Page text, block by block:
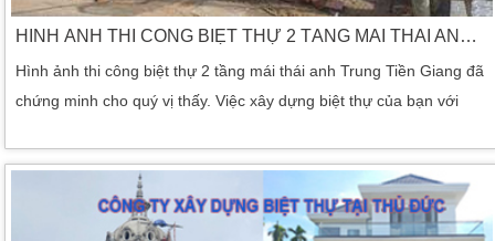
HÌNH ẢNH THI CÔNG BIỆT THỰ 2 TẦNG MÁI THÁI ANH TRUNG TIỀN GIANG
Hình ảnh thi công biệt thự 2 tầng mái thái anh Trung Tiền Giang đã
chứng minh cho quý vị thấy. Việc xây dựng biệt thự của bạn với
nghiệm tích cực. Hoàn toàn không lo lắng và được đảm bảo đầy
đủ. Chúng tôi Kiến An Vinh đã làm việc đó cho bạn. Chúng tôi trình
bày các giải pháp […]